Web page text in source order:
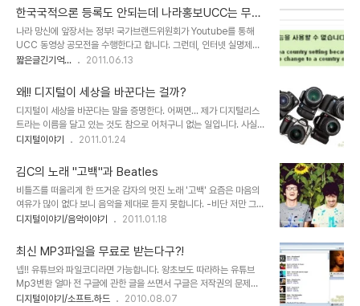
과정을 설명..
를 수 있게 하는 단초를 제공합니다. Youtube 유튜브 음악 싫어하는
사람은 아마 없을 겁니다. 예를 들자면 음악 듣기를 스마트폰으로 연결
짓는 겁니다. 옛날엔 음악을 듣기 위해 비용도 많이 들었습니다. 그렇
다고 듣고 싶은 음악을 맘껏 들을 수 있는 것도 아니었죠. 이젠 스마트
폰만 있으면 알고 있는 원하는 음악 뿐만 아니라 좋아하는 풍의 모르는
이라고 하죠. ..
한국국적으론 등록도 안되는데 나라홍보UCC는 무슨
~
나라 망신에 앞장서는 정부! 국가브랜드위원회가 Youtube를 통해
UCC 동영상 공모전을 수행한다고 합니다. 그런데, 인터넷 실명제를
구글에 적용하려다가 결국 구글로부터 거부 당하고 그 이유로 한국 국
나 봅니다. -아니 알고도 그런 걸까요?- ▲ 국가브랜드위원회가
Youtube를 통해 추진하는 홍보UCC 공모전 이건 뭐 정말 기가 막히
고 코가 막힐 일이 아닐 수 없습니다. 이런 것을 시행하기 전에 한국 국
적으로 동영상을 올릴 수 있도록 조치를 하고서 하던지... 전세계적으
로 창피함을 공표하려고 작정하지 않고서는 상상할 수도 없는 일 아닌
재도 구글 유튜브에서 한국 국적으로..
짧은글긴기억... 2011.06.13
왜!! 디지털이 세상을 바꾼다는 걸까?
디지털이 세상을 바꾼다는 말을 증명한다. 어쩌면... 제가 디지털리스
트라는 이름을 달고 있는 것도 참으로 어처구니 없는 일입니다. 사실,
그렇게 디지털적이지도 않은데 이런 이름을... -.-; 변명을 하자면, 그
게 되고 싶다는 생각도 컸던 것 같습니다. 그러나 또 한편으론 부족하
지만, 일반적 수준 보다는 디지털 적인 면이 없지도 않다는 것에 스스
로 만족하고, 그렇게 생각하기 때문이기도 합니다. 그리고 궁극적으로
는 디지털을 근간으로 하는 공유와 나눔에 대한 생각을 전파하고자 하
는 의미가 그 모든 바탕에 있기도 합니다. 본 포스트는 그 디지털리스
디지털을 바라보는 저의 관점을..
디지털이야기 2011.01.24
김C의 노래 "고백"과 Beatles
비틀즈를 떠올리게 한 뜨거운 감자의 멋진 노래 '고백' 요즘은 마음의
여유가 많이 없다 보니 음악을 제대로 듣지 못합니다. -비단 저만 그런
건 아닐 거라 생각합니다.- 음악을 병행해 듣는다고 크게 지장이 있는
짐해 봅니다. 전 음악을 참 좋아합니다. -뭐, 음악과 노래를 싫어할 사
람이 있을까 싶습니다만...- 그 중에서도 초등학교를 막 졸업하면서 알
게되고, 즐겨 듣게 되었던 비틀즈... 그 이후 부터 비틀즈는 좋아하는
음악의 기준이었습니다. 그러면서 비틀즈의 음악과 유사한 음악들은
자연스럽게 연결되곤 했었습니다. 아시는 분들은 알고 있을 제2의 비
디지털이야기/음악이야기 2011.01.18
최신 MP3파일을 무료로 받는다구?!
넵!! 유튜브와 파일코디라면 가능합니다. 왕초보도 따라하는 유튜브
Mp3변환 얼마 전 구글에 관한 글을 쓰면서 구글은 저작권의 문제를
간단히 해결한다는 내용을 언급한 바가 있었는데요.. 최근 구글의 유튜
디지털이야기/소프트.하드 2010.08.07